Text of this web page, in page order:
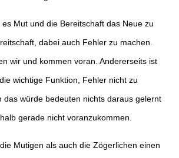
Mut und die Bereitschaft das Neue zu
dabei auch Fehler zu machen.
wir und kommen voran. Andererseits ist
wichtige Funktion, Fehler nicht zu
das würde bedeuten nichts daraus gelernt
gerade nicht voranzukommen.
Mutigen als auch die Zögerlichen einen